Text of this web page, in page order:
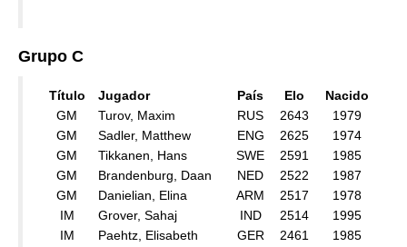
Grupo C
Título Jugador País Elo
Nacido
GM
Turov, Maxim RUS 2643
1979
GM
Sadler, Matthew ENG 2625
1974
GM
Tikkanen, Hans SWE 2591
1985
GM
Brandenburg, Daan NED 2522
1987
GM
Danielian, Elina ARM 2517
1978
IM
Grover, Sahaj IND 2514
1995
IM
Paehtz, Elisabeth GER 2461
1985